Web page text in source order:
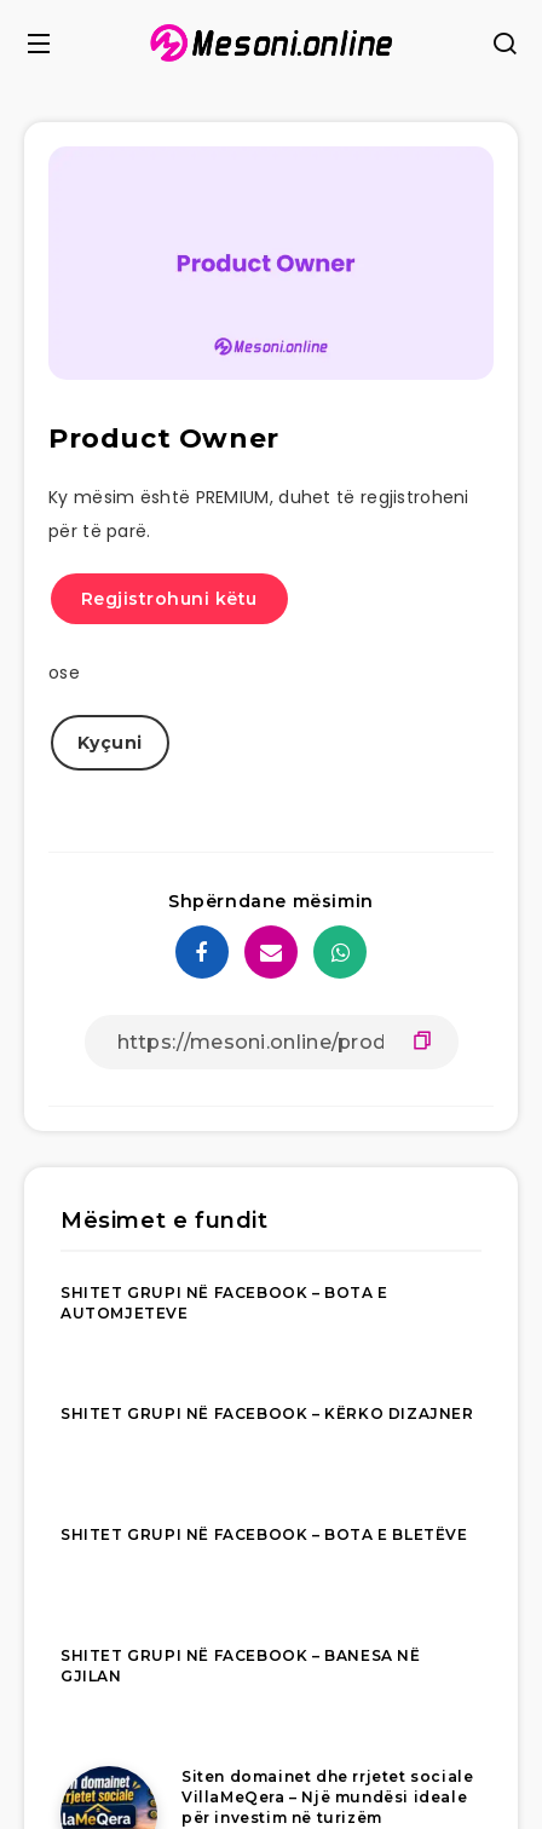
Product Owner
Ky mësim është PREMIUM, duhet të regjistroheni
për të parë.
Regjistrohuni këtu
ose
Kyçuni
Shpërndane mësimin
Mësimet e fundit
SHITET GRUPI NË FACEBOOK – BOTA E
AUTOMJETEVE
SHITET GRUPI NË FACEBOOK – KËRKO DIZAJNER
SHITET GRUPI NË FACEBOOK – BOTA E BLETËVE
SHITET GRUPI NË FACEBOOK – BANESA NË
GJILAN
Siten domainet dhe rrjetet sociale
VillaMeQera – Një mundësi ideale
për investim në turizëm